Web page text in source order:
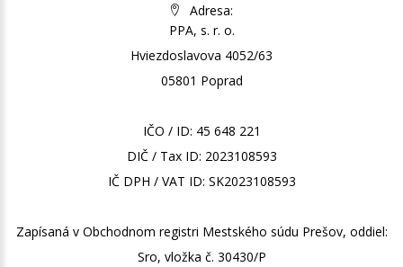
Adresa:
PPA, s. r. o.
Hviezdoslavova 4052/63
05801 Poprad
IČO / ID: 45 648 221
DIČ / Tax ID: 2023108593
IČ DPH / VAT ID: SK2023108593
Zapísaná v Obchodnom registri Mestského súdu Prešov, oddiel:
Sro, vložka č. 30430/P